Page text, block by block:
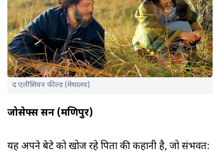
द एलीसियन फील्ड (मेघालय)
जोसेफ्स सन (मणिपुर)
यह अपने बेटे को खोज रहे पिता की कहानी है, जो संभवत: